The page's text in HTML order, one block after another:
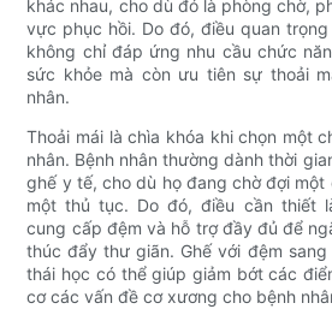
khác nhau, cho dù đó là phòng chờ,
vực phục hồi. Do đó, điều quan
không chỉ đáp ứng nhu cầu chức
sức khỏe mà còn ưu tiên sự thoải
nhân.
Thoải mái là chìa khóa khi chọn một
nhân. Bệnh nhân thường dành thời
ghế y tế, cho dù họ đang chờ đợi một
một thủ tục. Do đó, điều cần thiết
cung cấp đệm và hỗ trợ đầy đủ để
thúc đẩy thư giãn. Ghế với đệm
thái học có thể giúp giảm bớt các
cơ các vấn đề cơ xương cho bệnh